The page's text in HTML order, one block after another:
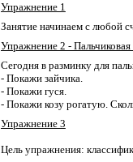
Упражнение 1
Занятие начинаем с любой
Упражнение 2 - Пальчиковая
Сегодня в разминку для
- Покажи зайчика.
- Покажи гуся.
- Покажи козу рогатую.
Упражнение 3
Цель упражнения: